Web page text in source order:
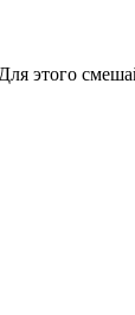
этого